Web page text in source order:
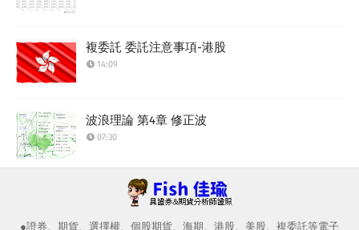
複委託 委託注意事項-港股
14:09
波浪理論 第4章 修正波
07:30
●證券、期貨、選擇權、個股期貨、海期、港股、美股、複委託等電子